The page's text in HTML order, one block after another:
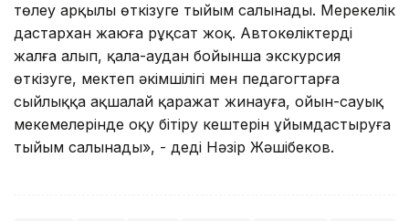
төлеу арқылы өткізуге тыйым салынады. Мерекелік
дастархан жаюға рұқсат жоқ. Автокөліктерді
жалға алып, қала-аудан бойынша экскурсия
өткізуге, мектеп әкімшілігі мен педагогтарға
сыйлыққа ақшалай қаражат жинауға, ойын-сауық
мекемелерінде оқу бітіру кештерін ұйымдастыруға
тыйым салынады», - деді Нәзір Жәшібеков.